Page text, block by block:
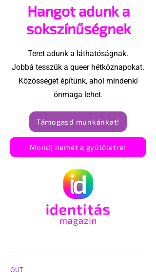
Hangot adunk a
sokszínűségnek
Teret adunk a láthatóságnak.
Jobbá tesszük a queer hétköznapokat.
Közösséget építünk, ahol mindenki
önmaga lehet.
Támogasd munkánkat!
Mondj nemet a gyűlöletre!
OUT